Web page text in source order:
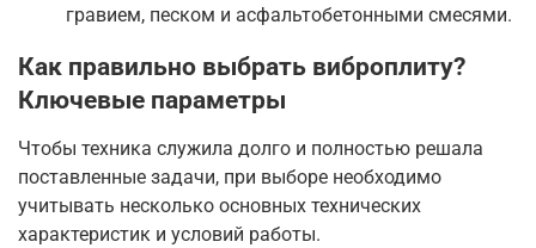
гравием, песком и асфальтобетонными смесями.
Как правильно выбрать виброплиту?
Ключевые параметры
Чтобы техника служила долго и полностью решала
поставленные задачи, при выборе необходимо
учитывать несколько основных технических
характеристик и условий работы.